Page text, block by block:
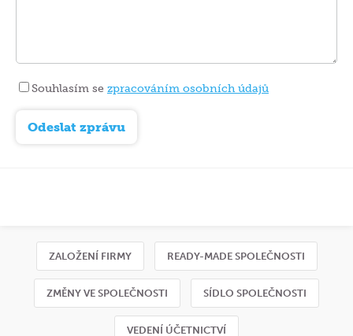
Souhlasím se zpracováním osobních údajů
ZALOŽENÍ FIRMY READY-MADE SPOLEČNOSTI
ZMĚNY VE SPOLEČNOSTI SÍDLO SPOLEČNOSTI
VEDENÍ ÚČETNICTVÍ